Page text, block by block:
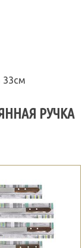
33см
РУЧКА